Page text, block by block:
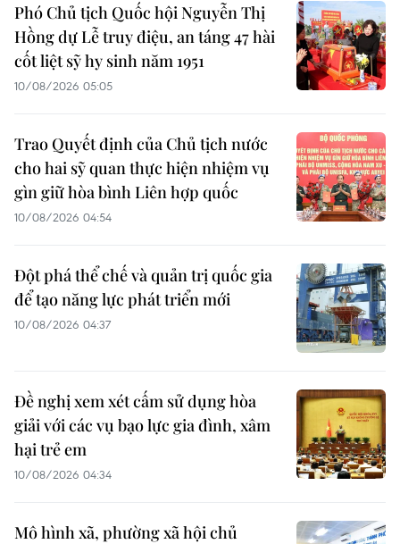
Phó Chủ tịch Quốc hội Nguyễn Thị
Hồng dự Lễ truy điệu, an táng 47 hài
cốt liệt sỹ hy sinh năm 1951
10/08/2026 05:05
Trao Quyết định của Chủ tịch nước
cho hai sỹ quan thực hiện nhiệm vụ
gìn giữ hòa bình Liên hợp quốc
10/08/2026 04:54
Đột phá thể chế và quản trị quốc gia
để tạo năng lực phát triển mới
10/08/2026 04:37
Đề nghị xem xét cấm sử dụng hòa
giải với các vụ bạo lực gia đình, xâm
hại trẻ em
10/08/2026 04:34
Mô hình xã, phường xã hội chủ